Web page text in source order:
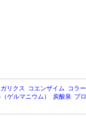
リクス コエンザイム コラー
ゲルマニウム） 炭酸泉 プロ